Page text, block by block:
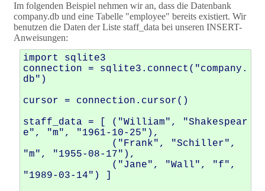
Im folgenden Beispiel nehmen wir an, dass die Datenbank
company.db und eine Tabelle "employee" bereits existiert. Wir
benutzen die Daten der Liste staff_data bei unseren INSERT-
Anweisungen:
import sqlite3
connection = sqlite3.connect("company.
db")
cursor = connection.cursor()
staff_data = [ ("William", "Shakespear
e", "m", "1961-10-25"),
"m", "1955-08-17"),
"1989-03-14") ]